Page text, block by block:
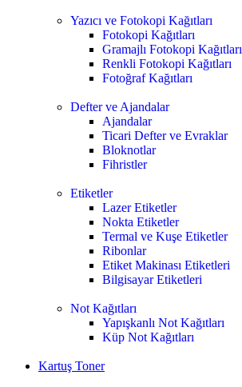
Yazıcı ve Fotokopi Kağıtları
Fotokopi Kağıtları
Gramajlı Fotokopi Kağıtları
Renkli Fotokopi Kağıtları
Fotoğraf Kağıtları
Defter ve Ajandalar
Ajandalar
Ticari Defter ve Evraklar
Bloknotlar
Fihristler
Etiketler
Lazer Etiketler
Nokta Etiketler
Termal ve Kuşe Etiketler
Ribonlar
Etiket Makinası Etiketleri
Bilgisayar Etiketleri
Not Kağıtları
Yapışkanlı Not Kağıtları
Küp Not Kağıtları
Kartuş Toner